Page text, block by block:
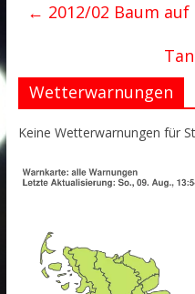
← 2012/02 Baum
Wetterwarnungen
Keine Wetterwarnungen für